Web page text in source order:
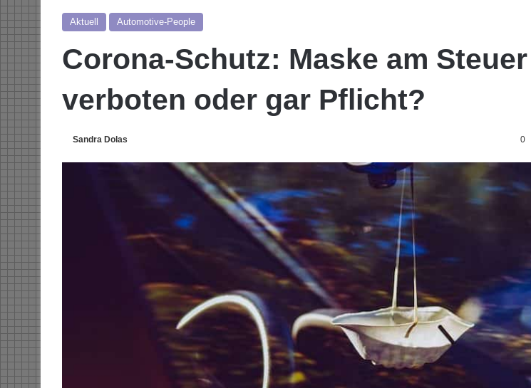
Aktuell Automotive-People
Corona-Schutz: Maske am
verboten oder gar Pflicht?
Sandra Dolas 0